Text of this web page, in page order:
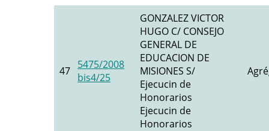
47
5475/2008
bis4/25
GONZALEZ VICTOR
HUGO C/ CONSEJO
GENERAL DE
EDUCACION DE
MISIONES S/
Ejecucin de
Honorarios
Ejecucin de
Honorarios